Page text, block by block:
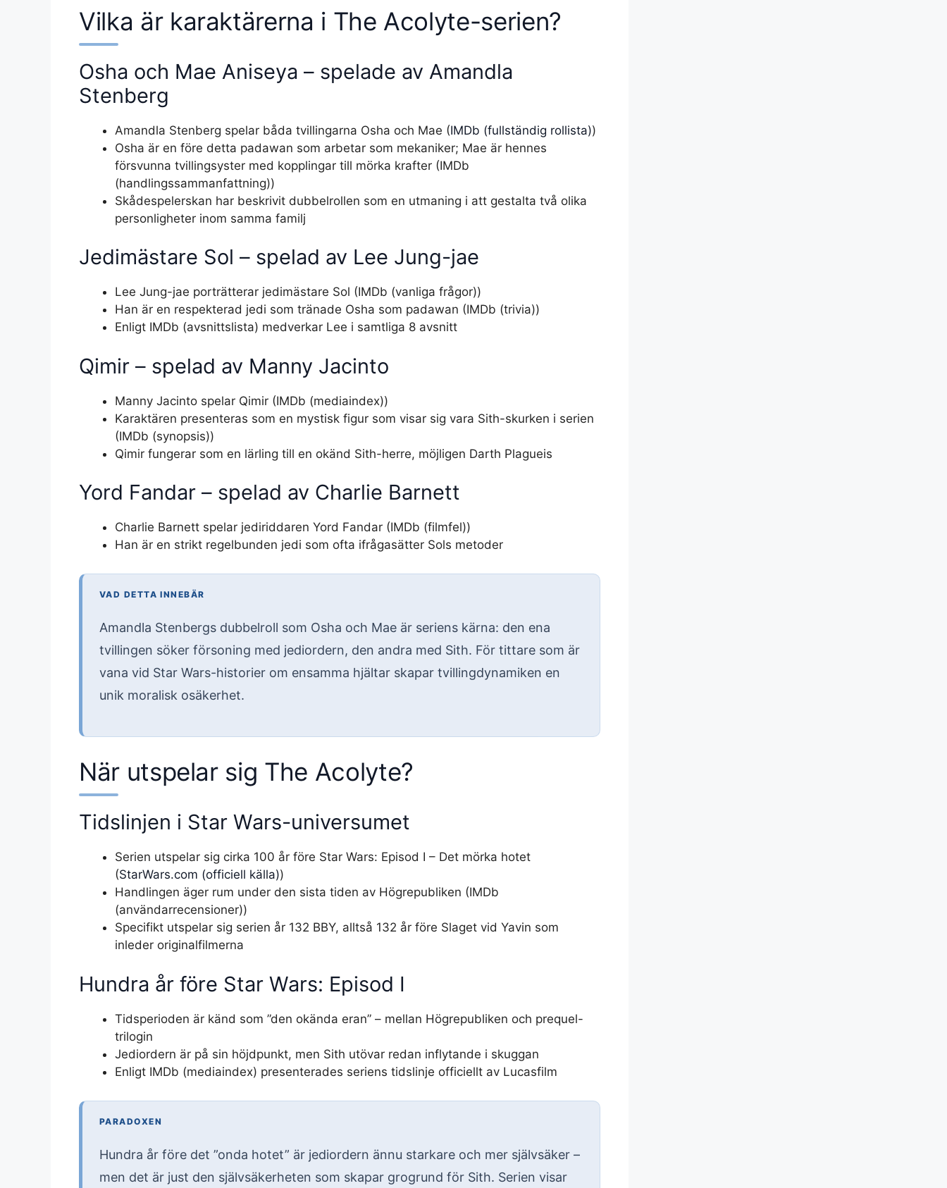
Vilka är karaktärerna i The Acolyte-serien?
Osha och Mae Aniseya – spelade av Amandla
Stenberg
Amandla Stenberg spelar båda tvillingarna Osha och Mae (IMDb (fullständig rollista))
Osha är en före detta padawan som arbetar som mekaniker; Mae är hennes
försvunna tvillingsyster med kopplingar till mörka krafter (IMDb
(handlingssammanfattning))
Skådespelerskan har beskrivit dubbelrollen som en utmaning i att gestalta två olika
personligheter inom samma familj
Jedimästare Sol – spelad av Lee Jung-jae
Lee Jung-jae porträtterar jedimästare Sol (IMDb (vanliga frågor))
Han är en respekterad jedi som tränade Osha som padawan (IMDb (trivia))
Enligt IMDb (avsnittslista) medverkar Lee i samtliga 8 avsnitt
Qimir – spelad av Manny Jacinto
Manny Jacinto spelar Qimir (IMDb (mediaindex))
Karaktären presenteras som en mystisk figur som visar sig vara Sith-skurken i serien
(IMDb (synopsis))
Qimir fungerar som en lärling till en okänd Sith-herre, möjligen Darth Plagueis
Yord Fandar – spelad av Charlie Barnett
Charlie Barnett spelar jediriddaren Yord Fandar (IMDb (filmfel))
Han är en strikt regelbunden jedi som ofta ifrågasätter Sols metoder
VAD DETTA INNEBÄR
Amandla Stenbergs dubbelroll som Osha och Mae är seriens kärna: den ena
tvillingen söker försoning med jediordern, den andra med Sith. För tittare som är
vana vid Star Wars-historier om ensamma hjältar skapar tvillingdynamiken en
unik moralisk osäkerhet.
När utspelar sig The Acolyte?
Tidslinjen i Star Wars-universumet
Serien utspelar sig cirka 100 år före Star Wars: Episod I – Det mörka hotet
(StarWars.com (officiell källa))
Handlingen äger rum under den sista tiden av Högrepubliken (IMDb
(användarrecensioner))
Specifikt utspelar sig serien år 132 BBY, alltså 132 år före Slaget vid Yavin som
inleder originalfilmerna
Hundra år före Star Wars: Episod I
Tidsperioden är känd som ”den okända eran” – mellan Högrepubliken och prequel-
trilogin
Jediordern är på sin höjdpunkt, men Sith utövar redan inflytande i skuggan
Enligt IMDb (mediaindex) presenterades seriens tidslinje officiellt av Lucasfilm
PARADOXEN
Hundra år före det ”onda hotet” är jediordern ännu starkare och mer självsäker –
men det är just den självsäkerheten som skapar grogrund för Sith. Serien visar